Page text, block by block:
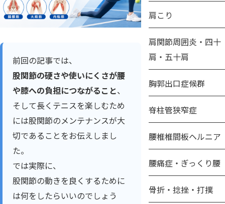
前回の記事では、
股関節の硬さや使いにくさが腰
や膝への負担につながること、
そして長くテニスを楽しむため
には股関節のメンテナンスが大
切であることをお伝えしまし
た。
では実際に、
股関節の動きを良くするために
は何をしたらいいのでしょう
肩こり
肩関節周囲炎・四十
肩・五十肩
胸郭出口症候群
脊柱管狭窄症
腰椎椎間板ヘルニア
腰痛症・ぎっくり腰
骨折・捻挫・打撲